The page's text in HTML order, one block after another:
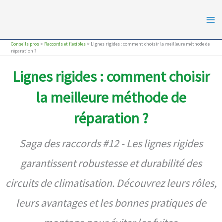
contenu
Conseils pros > Raccords et flexibles > Lignes rigides : comment choisir la meilleure méthode de
réparation ?
Lignes rigides : comment choisir
la meilleure méthode de
réparation ?
Saga des raccords #12 - Les lignes rigides
garantissent robustesse et durabilité des
circuits de climatisation. Découvrez leurs rôles,
leurs avantages et les bonnes pratiques de